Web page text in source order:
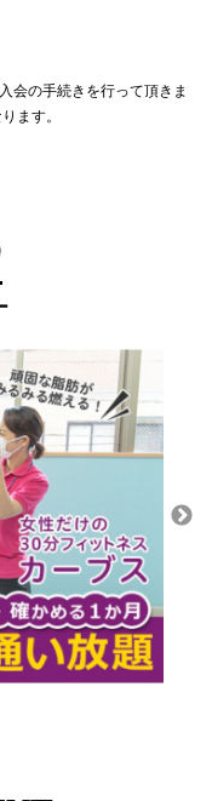
会の手続きを行って頂きま
ます。